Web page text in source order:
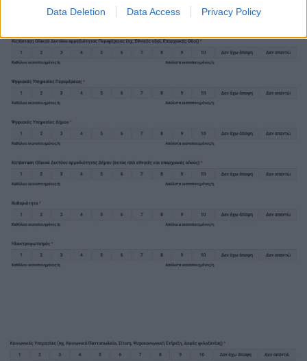
Data Deletion Data Access Privacy Policy